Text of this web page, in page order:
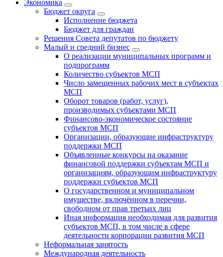
Экономика
Бюджет округa
Исполнение бюджета
Бюджет для граждан
Решения Совета депутатов по бюджету
Малый и средний бизнес
О реализации муниципальных программ и
подпрограмм
Количество субъектов МСП
Число замещенных рабочих мест в субъектах
МСП
Оборот товаров (работ, услуг),
производимых субъектами МСП
Финансово-экономическое состояние
субъектов МСП
Организации, образующие инфраструктуру
поддержки МСП
Объявленные конкурсы на оказание
финансовой поддержки субъектам МСП и
организациям, образующим инфраструктуру
поддержки субъектов МСП
О государственном и муниципальном
имуществе, включённом в перечни,
свободном от прав третьих лиц
Иная информация необходимая для развития
субъектов МСП, в том числе в сфере
деятельности корпорации развития МСП
Неформальная занятость
Международная деятельность